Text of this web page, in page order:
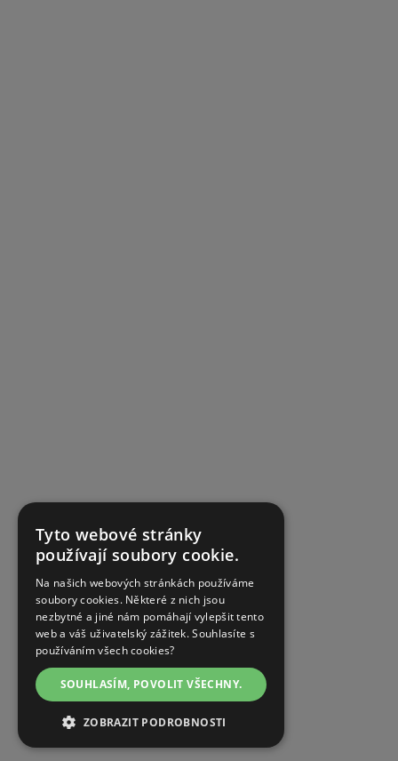
Tyto webové stránky
používají soubory cookie.
Na našich webových stránkách používáme
soubory cookies. Některé z nich jsou
nezbytné a jiné nám pomáhají vylepšit tento
web a váš uživatelský zážitek. Souhlasíte s
používáním všech cookies?
SOUHLASÍM, POVOLIT VŠECHNY.
ZOBRAZIT PODROBNOSTI